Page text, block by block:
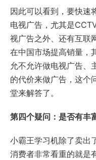
因此可以看到，要快速
电视广告，尤其是
视广告之外、还有互联
在中国市场提高销量，
允不允许做电视广告、
的代价来做广告，这个
堂来解答了。
第四个疑问：是否有丰
小霸王学习机除了卖出
消费者非常看重的就是